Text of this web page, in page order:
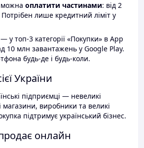
можна оплатити частинами: від 2
лише кредитний ліміт у
— у топ-3 категорії «Покупки» в App
10 млн завантажень у Google Play.
будь-де і будь-коли.
України
підприємці — невеликі
магазини, виробники та великі
підтримує український бізнес.
онлайн